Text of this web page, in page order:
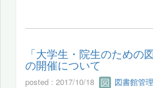
「大学生・院生のための
の開催について
posted : 2017/10/18 図書館管